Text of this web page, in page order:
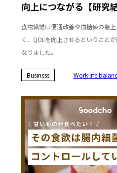
向上につながる【研究結
食物繊維は便通改善や血糖値の急
く、QOLを向上させるということ
なりました。
Business Work-life